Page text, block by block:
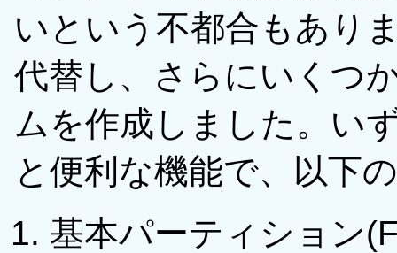
いという不都合もあり
代替し、さらにいくつ
ムを作成しました。い
と便利な機能で、以下
基本パーティション